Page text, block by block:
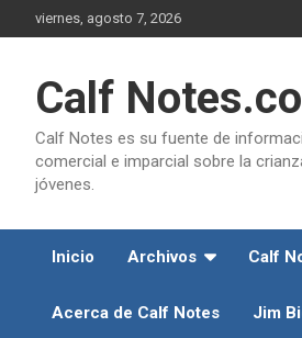
to
viernes, agosto 7, 2026
Calf
Calf Notes es su fuente de
comercial e imparcial sobre la
jóvenes.
Inicio Archivos Calf
Acerca de Calf Notes Jim